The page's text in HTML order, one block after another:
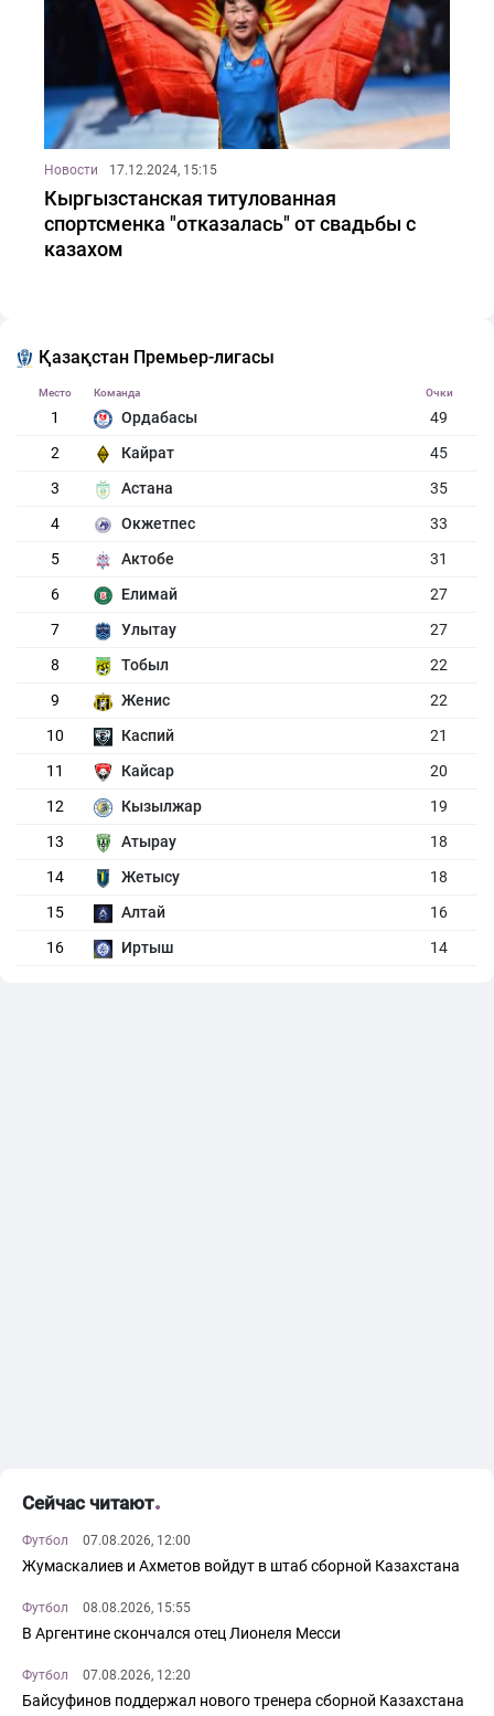
Новости 17.12.2024, 15:15
Кыргызстанская титулованная
спортсменка "отказалась" от свадьбы с
казахом
Қазақстан Премьер-лигасы
Место Команда Очки
1 Ордабасы
49
2
Кайрат
45
3
Астана
35
4
Окжетпес
33
5
Актобе
31
6
Елимай
27
7
Улытау
27
8
Тобыл
22
9
Женис
22
10
Каспий
21
11
Кайсар
20
12
Кызылжар
19
13
Атырау
18
14
Жетысу
18
15
Алтай
16
16
Иртыш 14
Сейчас читают
Футбол 07.08.2026, 12:00
Жумаскалиев и Ахметов войдут в штаб сборной Казахстана
Футбол 08.08.2026, 15:55
В Аргентине скончался отец Лионеля Месси
Футбол 07.08.2026, 12:20
Байсуфинов поддержал нового тренера сборной Казахстана